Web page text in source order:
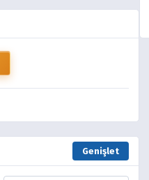
Genişlet